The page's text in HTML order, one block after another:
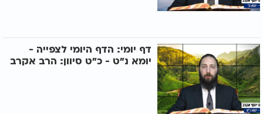
דף יומי: הדף היומי לצפייה -
יומא נ"ט - כ"ט סיוון: הרב אקרב